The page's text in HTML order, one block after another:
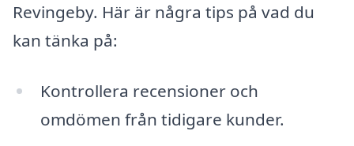
Revingeby. Här är några tips på vad du
kan tänka på:
Kontrollera recensioner och
omdömen från tidigare kunder.